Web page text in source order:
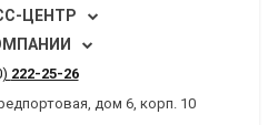
ЦЕНТР
222-25-26
дом 6, корп. 10